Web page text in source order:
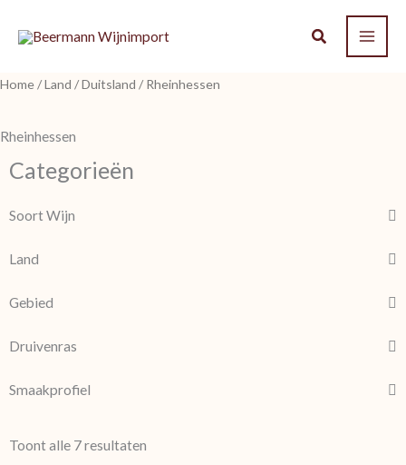
naar
inhoud
Home/Land /Duitsland / Rheinhessen
Rheinhessen
Categorieën
Soort Wijn
Land
Gebied
Druivenras
Smaakprofiel
Toont alle 7 resultaten